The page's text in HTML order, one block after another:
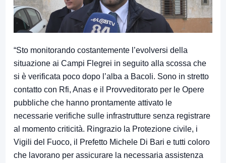
“Sto monitorando costantemente l’evolversi della
situazione ai Campi Flegrei in seguito alla scossa che
si è verificata poco dopo l’alba a Bacoli. Sono in stretto
contatto con Rfi, Anas e il Provveditorato per le Opere
pubbliche che hanno prontamente attivato le
necessarie verifiche sulle infrastrutture senza registrare
al momento criticità. Ringrazio la Protezione civile, i
Vigili del Fuoco, il Prefetto Michele Di Bari e tutti coloro
che lavorano per assicurare la necessaria assistenza